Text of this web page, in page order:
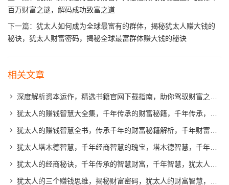
百万财富之谜，解码成功致富之道
下一篇： 犹太人如何成为全球最富有的群体，揭秘犹太人赚大钱的
秘诀，犹太人财富密码，揭秘全球最富群体赚大钱的秘诀
相关文章
深度解析资本运作，精选书籍官网下载指南，助你驾驭财富之道，财富驾驭指南，资本运作深度解析与精选书籍下载手册
犹太人的赚钱智慧大全集，千年传承的财富秘籍，千年传承，犹太人的财富秘籍与赚钱智慧揭秘
犹太人的赚钱智慧全书，传承千年的财富秘籍解析，千年财富传承，犹太人智慧赚钱秘籍揭秘
犹太人塔木德智慧，千年经商智慧的瑰宝，塔木德智慧，千年犹太经商智慧的瑰宝
犹太人的经商秘诀，千年传承的智慧财富，千年智慧，犹太人经商秘诀传承揭秘
犹太人的三个赚钱思维，揭秘财富密码，犹太人的财富智慧，解码三大赚钱思维